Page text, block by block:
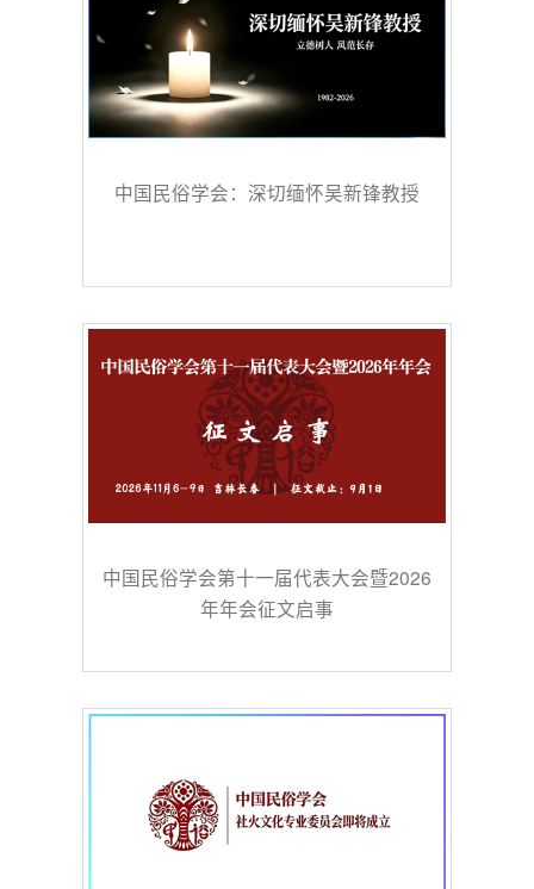
中国民俗学会：深切缅怀吴新锋教授
中国民俗学会第十一届代表大会暨2026
年年会征文启事